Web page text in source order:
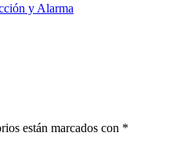
y Alarma
están marcados con *